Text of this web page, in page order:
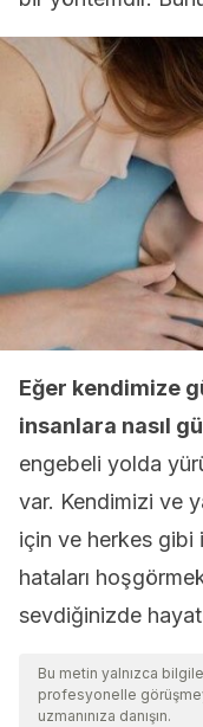
Eğer kendimize
insanlara nasıl
engebeli yolda
var. Kendimizi ve
için ve herkes gibi
hataları
sevdiğinizde
Bu metin yalnızca
profesyonelle
uzmanınıza danışın.